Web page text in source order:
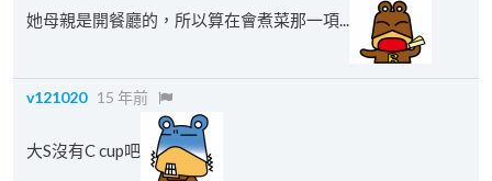
她母親是開餐廳的，所以算在會煮菜那一項...
v121020 15 年前
大S沒有C cup吧